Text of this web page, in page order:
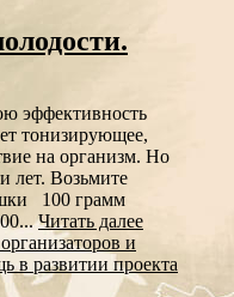
эффективность
тонизирующее,
на организм. Но
лет. Возьмите
100 грамм
Читать далее
и
в развитии проекта